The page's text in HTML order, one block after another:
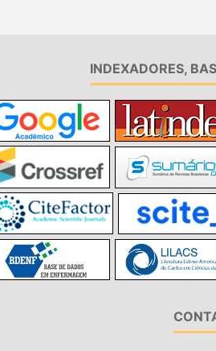
INDEXADORES,